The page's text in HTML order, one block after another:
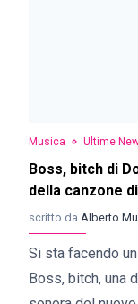
Musica Ultime
Boss, bitch di
della canzone
scritto da Alberto
Si sta facendo
Boss, bitch, una